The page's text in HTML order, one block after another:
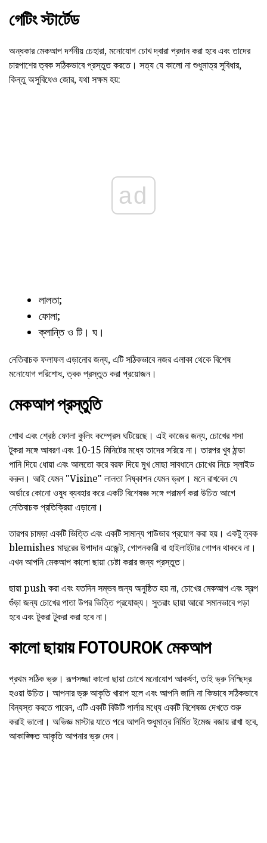
গেটিং স্টার্টেড
অন্ধকার মেকআপ দর্শনীয় চেহারা, মনোযোগ চোখ দ্বারা প্রদান করা হবে এবং তাদের
চারপাশের ত্বক সঠিকভাবে প্রস্তুত করতে। সত্য যে কালো না শুধুমাত্র সুবিধার,
কিন্তু অসুবিধেও জোর, যথা সক্ষম হয়:
ad
লালতা;
ফোলা;
ক্লান্তি ও টি। ঘ।
নেতিবাচক ফলাফল এড়ানোর জন্য, এটি সঠিকভাবে নজর এলাকা থেকে বিশেষ
মনোযোগ পরিশোধ, ত্বক প্রস্তুত করা প্রয়োজন।
মেকআপ প্রস্তুতি
শোথ এবং শ্রেষ্ঠ ফোলা কুলিং কম্প্রেস ঘটিয়েছে। এই কাজের জন্য, চোখের শসা
টুকরা সঙ্গে আবরণ এবং 10-15 মিনিটের মধ্যে তাদের সরিয়ে না। তারপর খুব ঠান্ডা
পানি দিয়ে ধোয়া এবং আলতো করে বরফ দিয়ে মুখ মোছা সাবধানে চোখের নিচে স্লাইড
করুন। আই যেমন "Visine" লালতা নিষ্কাশন যেমন ড্রপ। মনে রাখবেন যে
অর্ডারে কোনো ওষুধ ব্যবহার করে একটি বিশেষজ্ঞ সঙ্গে পরামর্শ করা উচিত আগে
নেতিবাচক প্রতিক্রিয়া এড়ানো।
তারপর চামড়া একটি ভিত্তি এবং একটি সামান্য পাউডার প্রয়োগ করা হয়। একটু ত্বক
blemishes মাদুরের উপাদান এজেন্ট, গোপনকারী বা হাইলাইটার গোপন থাকবে না।
এখন আপনি মেকআপ কালো ছায়া চেষ্টা করার জন্য প্রস্তুত।
ছায়া push করা এবং যতদিন সম্ভব জন্য অনুষ্ঠিত হয় না, চোখের মেকআপ এবং স্বল্প
গুঁড়া জন্য চোখের পাতা উপর ভিত্তি প্রযোজ্য। সুতরাং ছায়া আরো সমানভাবে পড়া
হবে এবং টুকরা টুকরা করা হবে না।
কালো ছায়ায় FOTOUROK মেকআপ
প্রথম সঠিক ভ্রু। রূপসজ্জা কালো ছায়া চোখে মনোযোগ আকর্ষণ, তাই ভ্রু নিশ্ছিদ্র
হওয়া উচিত। আপনার ভ্রু আকৃতি খারাপ হলে এবং আপনি জানি না কিভাবে সঠিকভাবে
বিন্যস্ত করতে পারেন, এটি একটি বিউটি পার্লার মধ্যে একটি বিশেষজ্ঞ দেখতে শুরু
করাই ভালো। অভিজ্ঞ মাস্টার যাতে পরে আপনি শুধুমাত্র নির্মিত ইমেজ বজায় রাখা হবে,
আকাঙ্ক্ষিত আকৃতি আপনার ভ্রু দেব।